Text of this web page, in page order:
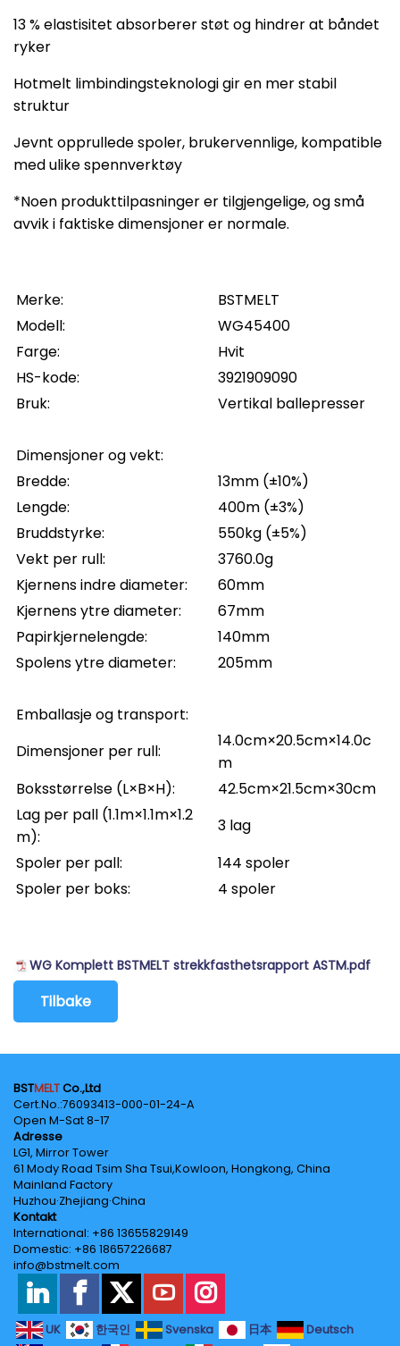
13 % elastisitet absorberer støt og hindrer at båndet
ryker
Hotmelt limbindingsteknologi gir en mer stabil
struktur
Jevnt opprullede spoler, brukervennlige, kompatible
med ulike spennverktøy
*Noen produkttilpasninger er tilgjengelige, og små
avvik i faktiske dimensjoner er normale.
Merke:
BSTMELT
Modell:
WG45400
Farge:
Hvit
HS-kode:
3921909090
Bruk:
Vertikal ballepresser
Dimensjoner og vekt:
Bredde:
13mm (±10%)
Lengde:
400m (±3%)
Bruddstyrke:
550kg (±5%)
Vekt per rull:
3760.0g
Kjernens indre diameter:
60mm
Kjernens ytre diameter:
67mm
Papirkjernelengde:
140mm
Spolens ytre diameter:
205mm
Emballasje og transport:
Dimensjoner per rull:
14.0cm×20.5cm×14.0c
m
Boksstørrelse (L×B×H):
42.5cm×21.5cm×30cm
Lag per pall (1.1m×1.1m×1.2
m):
3 lag
Spoler per pall:
144 spoler
Spoler per boks:
4 spoler
WG Komplett BSTMELT strekkfasthetsrapport ASTM.pdf
Tilbake
BSTMELTCo.,Ltd
Cert.No.‌:76093413-000-01-24-A
Open M-Sat 8-17
Adresse
LG1, Mirror Tower
61 Mody Road Tsim Sha Tsui,Kowloon, Hongkong, China
Mainland Factory
Huzhou·Zhejiang·China
Kontakt
International: +86 13655829149
Domestic: +86 18657226687
info@bstmelt.com
UK 한국인 Svenska 日本
Deutsch